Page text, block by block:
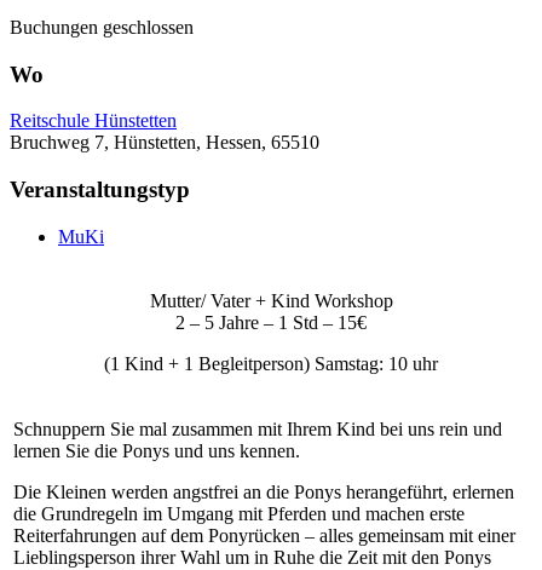
Buchungen geschlossen
Wo
Reitschule Hünstetten
Bruchweg 7, Hünstetten, Hessen, 65510
Veranstaltungstyp
MuKi
Mutter/ Vater + Kind Workshop
2 – 5 Jahre – 1 Std – 15€
(1 Kind + 1 Begleitperson) Samstag: 10 uhr
Schnuppern Sie mal zusammen mit Ihrem Kind bei uns rein und
lernen Sie die Ponys und uns kennen.
Die Kleinen werden angstfrei an die Ponys herangeführt, erlernen
die Grundregeln im Umgang mit Pferden und machen erste
Reiterfahrungen auf dem Ponyrücken – alles gemeinsam mit einer
Lieblingsperson ihrer Wahl um in Ruhe die Zeit mit den Ponys